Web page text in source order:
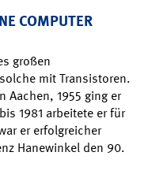
COMPUTER
großen
mit Transistoren.
Aachen, 1955 ging er
1981 arbeitete er für
er erfolgreicher
Hanewinkel den 90.